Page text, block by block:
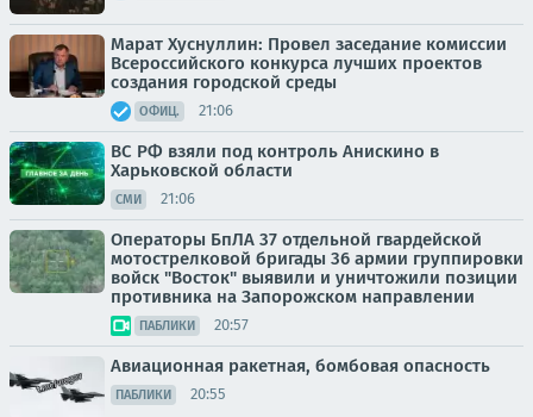
Марат Хуснуллин: Провел заседание комиссии
Всероссийского конкурса лучших проектов
создания городской среды
ОФИЦ. 21:06
ВС РФ взяли под контроль Анискино в
Харьковской области
СМИ 21:06
Операторы БпЛА 37 отдельной гвардейской
мотострелковой бригады 36 армии группировки
войск "Восток" выявили и уничтожили позиции
противника на Запорожском направлении
ПАБЛИКИ 20:57
Авиационная ракетная, бомбовая опасность
ПАБЛИКИ 20:55